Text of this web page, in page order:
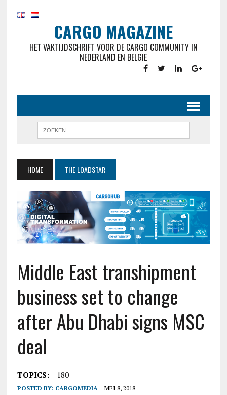
CARGO MAGAZINE
HET VAKTIJDSCHRIFT VOOR DE CARGO COMMUNITY IN
NEDERLAND EN BELGIE
HOME THE LOADSTAR
Middle East transhipment
business set to change
after Abu Dhabi signs MSC
deal
TOPICS: 180
POSTED BY: CARGOMEDIA MEI 8, 2018